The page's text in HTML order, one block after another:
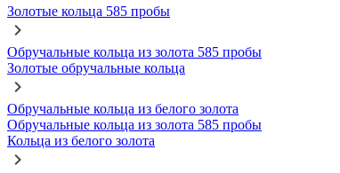
Золотые кольца 585 пробы
Обручальные кольца из золота 585 пробы
Золотые обручальные кольца
Обручальные кольца из белого золота
Обручальные кольца из золота 585 пробы
Кольца из белого золота